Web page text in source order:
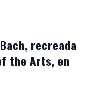
recreada
the Arts, en